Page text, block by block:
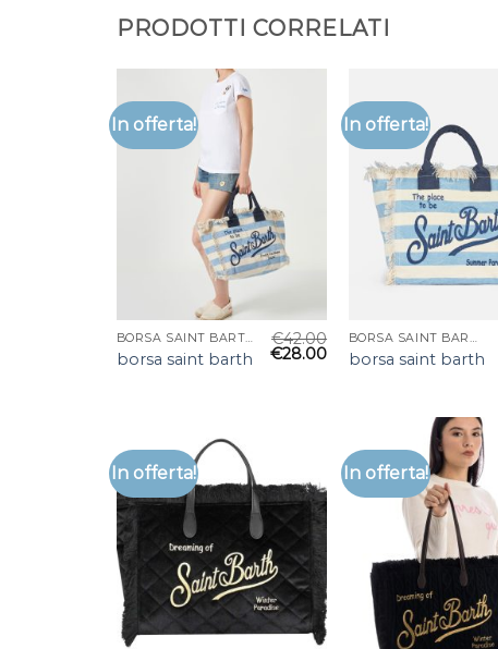
PRODOTTI CORRELATI
In offerta!
BORSA SAINT BARTH
borsa saint barth
€42.00
€28.00
In offerta!
BORSA SAINT BARTH
borsa saint barth
In offerta! In offerta!